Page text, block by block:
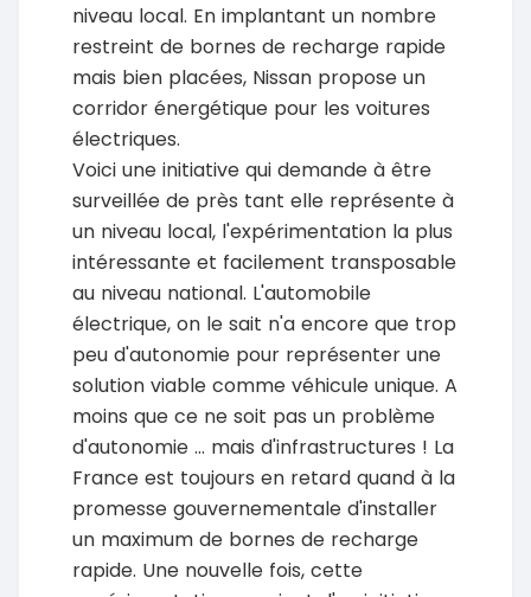
niveau local. En implantant un nombre
restreint de bornes de recharge rapide
mais bien placées, Nissan propose un
corridor énergétique pour les voitures
électriques.
Voici une initiative qui demande à être
surveillée de près tant elle représente à
un niveau local, l'expérimentation la plus
intéressante et facilement transposable
au niveau national. L'automobile
électrique, on le sait n'a encore que trop
peu d'autonomie pour représenter une
solution viable comme véhicule unique. A
moins que ce ne soit pas un problème
d'autonomie ... mais d'infrastructures ! La
France est toujours en retard quand à la
promesse gouvernementale d'installer
un maximum de bornes de recharge
rapide. Une nouvelle fois, cette